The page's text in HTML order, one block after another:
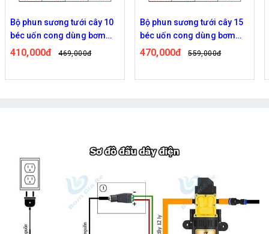
Bộ phun sương tưới cây 10
béc uốn cong dùng bơm
60w
410,000đ 469,000đ
Bộ phun sương tưới cây 15
béc uốn cong dùng bơm
60w
470,000đ 559,000đ